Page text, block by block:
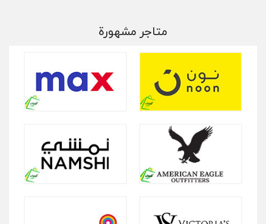
متاجر مشهورة